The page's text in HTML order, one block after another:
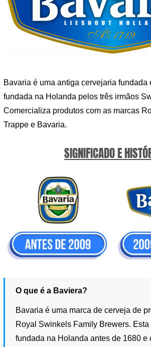
Bavaria é uma antiga cervejaria fundada
fundada na Holanda pelos três irmãos
Comercializa produtos com as marcas
Trappe e Bavaria.
SIGNIFICADO E
O que é a Baviera?
Bavaria é uma marca de cerveja de
Royal Swinkels Family Brewers. Esta
fundada na Holanda antes de 1680 e